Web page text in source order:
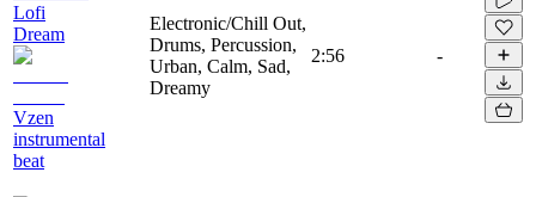
Lofi
Dream
Vzen
instrumental
beat
Electronic/Chill Out,
Drums, Percussion,
Urban, Calm, Sad,
Dreamy
2:56 -